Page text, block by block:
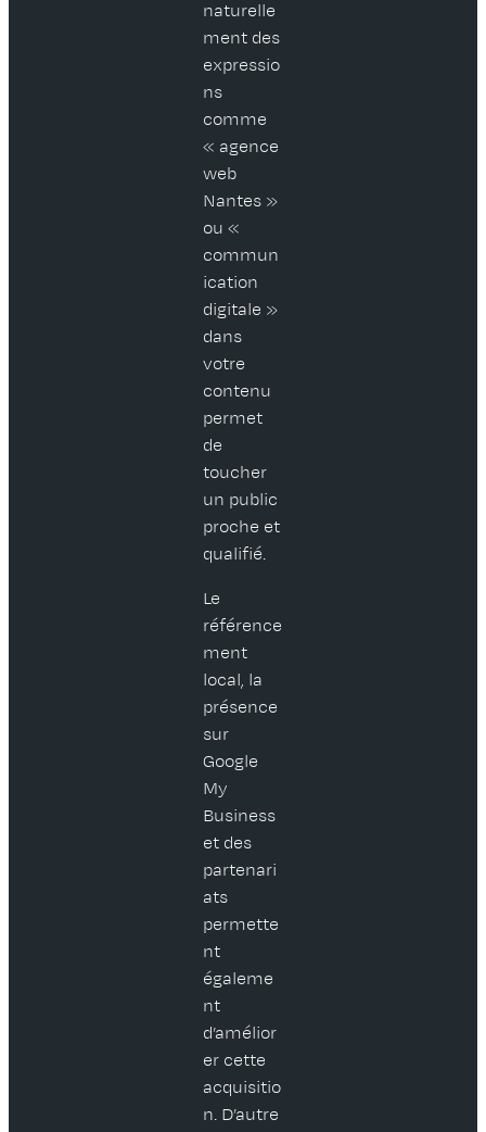
naturelle
ment des
expressio
ns
comme
« agence
web
Nantes »
ou «
commun
ication
digitale »
dans
votre
contenu
permet
de
toucher
un public
proche et
qualifié.
Le
référence
ment
local, la
présence
sur
Google
My
Business
et des
partenari
ats
permette
nt
égaleme
nt
d’amélior
er cette
acquisitio
n. D’autre